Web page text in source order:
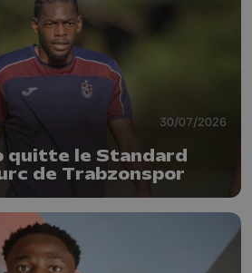
30/07/2026
quitte le Standard
de Trabzonspor